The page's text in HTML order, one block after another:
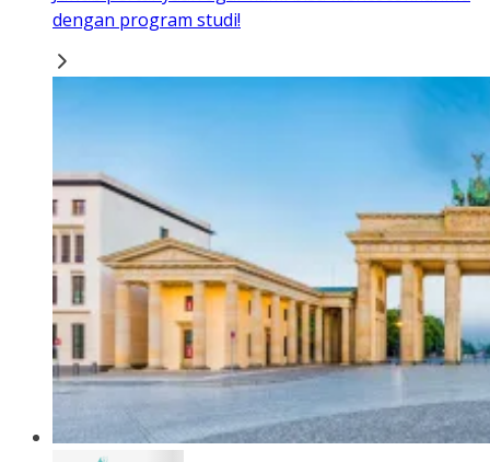
dengan program studi!